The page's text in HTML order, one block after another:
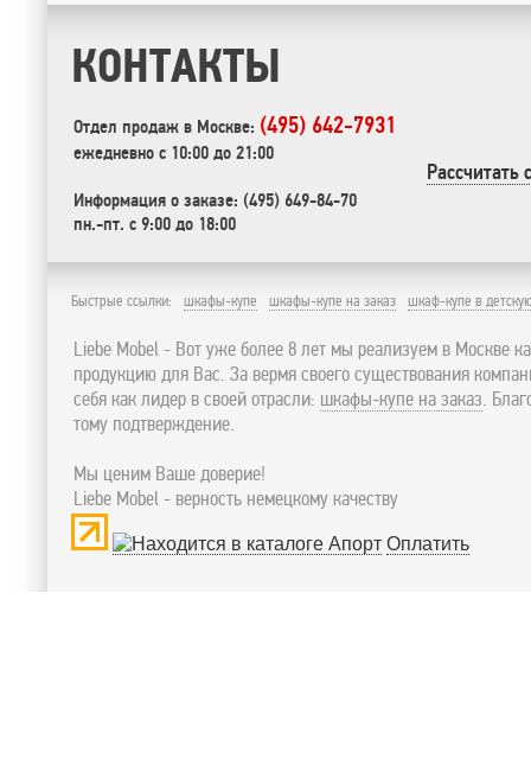
КОНТАКТЫ
Отдел продаж в Москве: (495) 642-7931
ежедневно с 10:00 до 21:00
Информация о заказе: (495) 649-84-70
пн.-пт. с 9:00 до 18:00
Быстрые ссылки: шкафы-купе шкафы-купе на заказ шкаф-купе в
Liebe Mobel - Вот уже более 8 лет мы реализуем в Москве
продукцию для Вас. За вермя своего существования
себя как лидер в своей отрасли: шкафы-купе на заказ.
тому подтверждение.
Мы ценим Ваше доверие!
Liebe Mobel - верность немецкому качеству
Оплатить